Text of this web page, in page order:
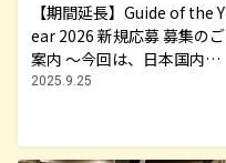
【期間延長】Guide of the Y
ear 2026 新規応募 募集のご
案内 ～今回は、日本国内の
各地域で活躍するインバウ
2025.9.25